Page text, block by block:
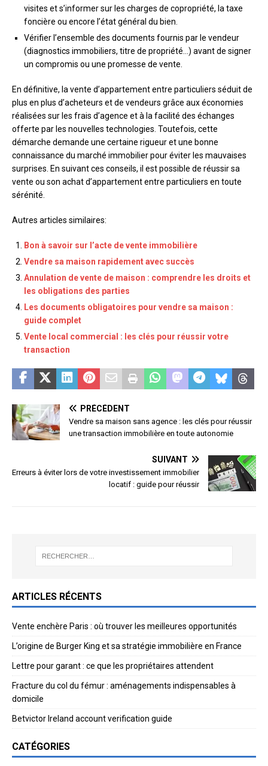
visites et s’informer sur les charges de copropriété, la taxe
foncière ou encore l’état général du bien.
Vérifier l’ensemble des documents fournis par le vendeur
(diagnostics immobiliers, titre de propriété…) avant de signer
un compromis ou une promesse de vente.
En définitive, la vente d’appartement entre particuliers séduit de
plus en plus d’acheteurs et de vendeurs grâce aux économies
réalisées sur les frais d’agence et à la facilité des échanges
offerte par les nouvelles technologies. Toutefois, cette
démarche demande une certaine rigueur et une bonne
connaissance du marché immobilier pour éviter les mauvaises
surprises. En suivant ces conseils, il est possible de réussir sa
vente ou son achat d’appartement entre particuliers en toute
sérénité.
Autres articles similaires:
Bon à savoir sur l’acte de vente immobilière
Vendre sa maison rapidement avec succès
Annulation de vente de maison : comprendre les droits et
les obligations des parties
Les documents obligatoires pour vendre sa maison :
guide complet
Vente local commercial : les clés pour réussir votre
transaction
PRÉCÉDENT
Vendre sa maison sans agence : les clés pour réussir
une transaction immobilière en toute autonomie
SUIVANT
Erreurs à éviter lors de votre investissement immobilier
locatif : guide pour réussir
ARTICLES RÉCENTS
Vente enchère Paris : où trouver les meilleures opportunités
L’origine de Burger King et sa stratégie immobilière en France
Lettre pour garant : ce que les propriétaires attendent
Fracture du col du fémur : aménagements indispensables à
domicile
Betvictor Ireland account verification guide
CATÉGORIES